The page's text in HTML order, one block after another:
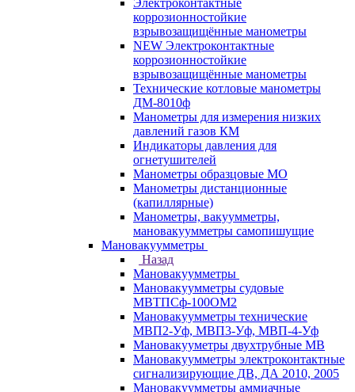
Электроконтактные
коррозионностойкие
взрывозащищённые манометры
NEW Электроконтактные
коррозионностойкие
взрывозащищённые манометры
Технические котловые манометры
ДМ-8010ф
Манометры для измерения низких
давлений газов КМ
Индикаторы давления для
огнетушителей
Манометры образцовые МО
Манометры дистанционные
(капиллярные)
Манометры, вакуумметры,
мановакуумметры самопишущие
Мановакуумметры
Назад
Мановакуумметры
Мановакуумметры судовые
МВТПСф-100ОМ2
Мановакуумметры технические
МВП2-Уф, МВП3-Уф, МВП-4-Уф
Мановакууметры двухтрубные МВ
Мановакуумметры электроконтактные
сигнализирующие ДВ, ДА 2010, 2005
Мановакуумметры аммиачные